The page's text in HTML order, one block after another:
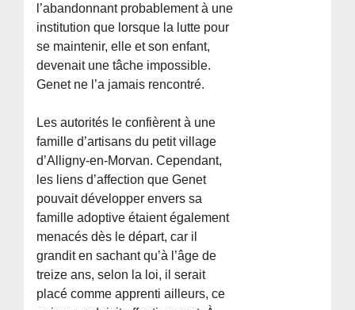
l’abandonnant probablement à une
institution que lorsque la lutte pour
se maintenir, elle et son enfant,
devenait une tâche impossible.
Genet ne l’a jamais rencontré.
Les autorités le confièrent à une
famille d’artisans du petit village
d’Alligny-en-Morvan. Cependant,
les liens d’affection que Genet
pouvait développer envers sa
famille adoptive étaient également
menacés dès le départ, car il
grandit en sachant qu’à l’âge de
treize ans, selon la loi, il serait
placé comme apprenti ailleurs, ce